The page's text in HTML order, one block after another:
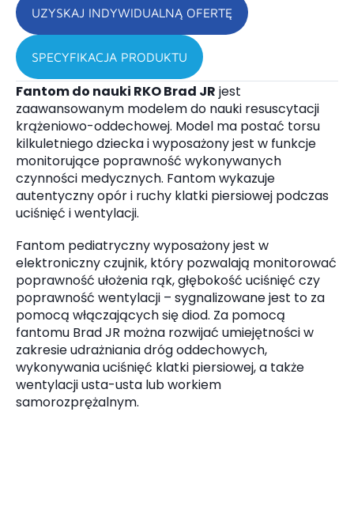
UZYSKAJ INDYWIDUALNĄ OFERTĘ
SPECYFIKACJA PRODUKTU
Fantom do nauki RKO Brad JR jest
zaawansowanym modelem do nauki resuscytacji
krążeniowo-oddechowej. Model ma postać torsu
kilkuletniego dziecka i wyposażony jest w funkcje
monitorujące poprawność wykonywanych
czynności medycznych. Fantom wykazuje
autentyczny opór i ruchy klatki piersiowej podczas
uciśnięć i wentylacji.
Fantom pediatryczny wyposażony jest w
elektroniczny czujnik, który pozwalają monitorować
poprawność ułożenia rąk, głębokość uciśnięć czy
poprawność wentylacji – sygnalizowane jest to za
pomocą włączających się diod. Za pomocą
fantomu Brad JR można rozwijać umiejętności w
zakresie udrażniania dróg oddechowych,
wykonywania uciśnięć klatki piersiowej, a także
wentylacji usta-usta lub workiem
samorozprężalnym.